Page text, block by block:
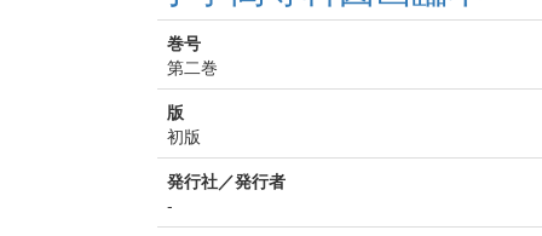
巻号
第二巻
版
初版
発行社／発行者
-